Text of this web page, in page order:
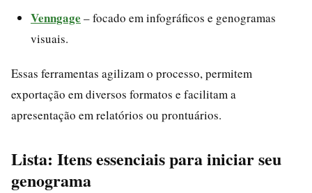
Venngage – focado em infográficos e genogramas
visuais.
Essas ferramentas agilizam o processo, permitem
exportação em diversos formatos e facilitam a
apresentação em relatórios ou prontuários.
Lista: Itens essenciais para iniciar seu
genograma